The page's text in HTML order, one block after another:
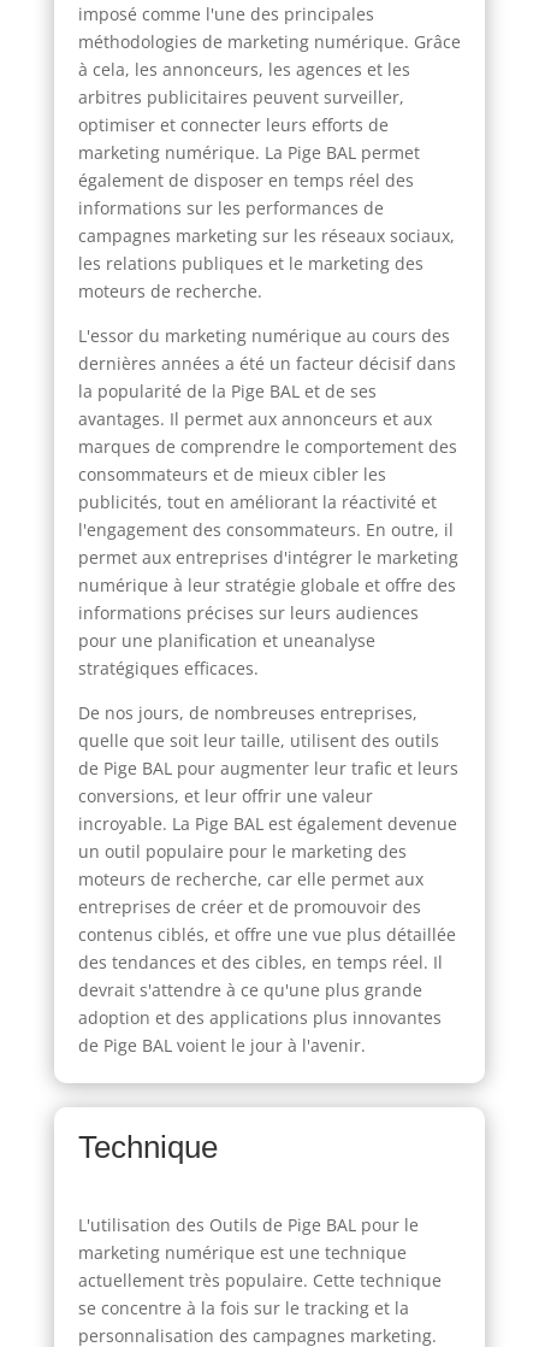
imposé comme l'une des principales
méthodologies de marketing numérique. Grâce
à cela, les annonceurs, les agences et les
arbitres publicitaires peuvent surveiller,
optimiser et connecter leurs efforts de
marketing numérique. La Pige BAL permet
également de disposer en temps réel des
informations sur les performances de
campagnes marketing sur les réseaux sociaux,
les relations publiques et le marketing des
moteurs de recherche.
L'essor du marketing numérique au cours des
dernières années a été un facteur décisif dans
la popularité de la Pige BAL et de ses
avantages. Il permet aux annonceurs et aux
marques de comprendre le comportement des
consommateurs et de mieux cibler les
publicités, tout en améliorant la réactivité et
l'engagement des consommateurs. En outre, il
permet aux entreprises d'intégrer le marketing
numérique à leur stratégie globale et offre des
informations précises sur leurs audiences
pour une planification et uneanalyse
stratégiques efficaces.
De nos jours, de nombreuses entreprises,
quelle que soit leur taille, utilisent des outils
de Pige BAL pour augmenter leur trafic et leurs
conversions, et leur offrir une valeur
incroyable. La Pige BAL est également devenue
un outil populaire pour le marketing des
moteurs de recherche, car elle permet aux
entreprises de créer et de promouvoir des
contenus ciblés, et offre une vue plus détaillée
des tendances et des cibles, en temps réel. Il
devrait s'attendre à ce qu'une plus grande
adoption et des applications plus innovantes
de Pige BAL voient le jour à l'avenir.
Technique
L'utilisation des Outils de Pige BAL pour le
marketing numérique est une technique
actuellement très populaire. Cette technique
se concentre à la fois sur le tracking et la
personnalisation des campagnes marketing.